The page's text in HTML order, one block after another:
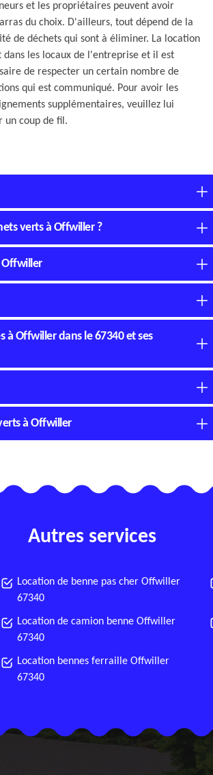
et les propriétaires peuvent avoir
du choix. D'ailleurs, tout dépend de la
de déchets qui sont à éliminer. La location
dans les locaux de l'entreprise et il est
de respecter un certain nombre de
qui est communiqué. Pour avoir les
supplémentaires, veuillez lui
un coup de fil.
verts à Offwiller ?
Offwiller
Offwiller dans le 67340 et ses
à Offwiller
Autres services
Location de benne pas cher Offwiller
67340
Location de camion benne Offwiller
67340
Location bennes ferraille Offwiller
67340